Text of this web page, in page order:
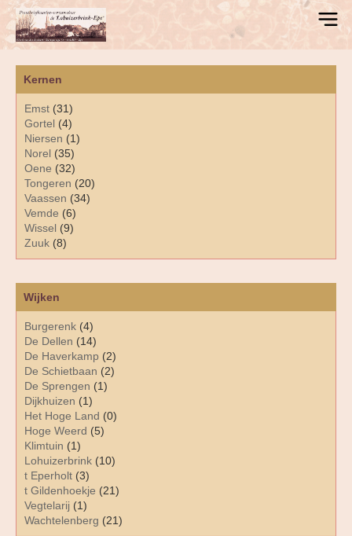
Kernen
Emst (31)
Gortel (4)
Niersen (1)
Norel (35)
Oene (32)
Tongeren (20)
Vaassen (34)
Vemde (6)
Wissel (9)
Zuuk (8)
Wijken
Burgerenk (4)
De Dellen (14)
De Haverkamp (2)
De Schietbaan (2)
De Sprengen (1)
Dijkhuizen (1)
Het Hoge Land (0)
Hoge Weerd (5)
Klimtuin (1)
Lohuizerbrink (10)
t Eperholt (3)
t Gildenhoekje (21)
Vegtelarij (1)
Wachtelenberg (21)